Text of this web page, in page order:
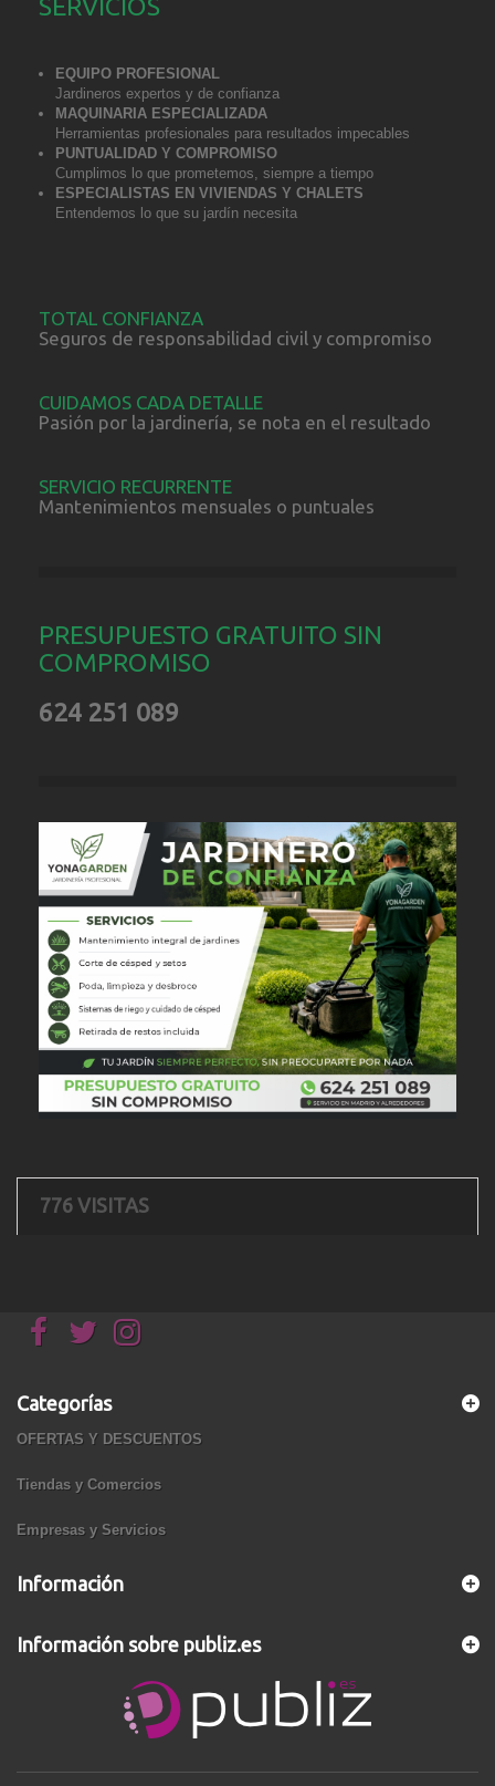
SERVICIOS
EQUIPO PROFESIONAL
Jardineros expertos y de confianza
MAQUINARIA ESPECIALIZADA
Herramientas profesionales para resultados impecables
PUNTUALIDAD Y COMPROMISO
Cumplimos lo que prometemos, siempre a tiempo
ESPECIALISTAS EN VIVIENDAS Y CHALETS
Entendemos lo que su jardín necesita
TOTAL CONFIANZA
Seguros de responsabilidad civil y compromiso
CUIDAMOS CADA DETALLE
Pasión por la jardinería, se nota en el resultado
SERVICIO RECURRENTE
Mantenimientos mensuales o puntuales
PRESUPUESTO GRATUITO SIN
COMPROMISO
624 251 089
776 VISITAS
Categorías
OFERTAS Y DESCUENTOS
Tiendas y Comercios
Empresas y Servicios
Información
Información sobre publiz.es